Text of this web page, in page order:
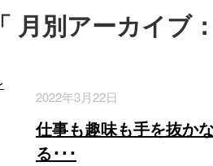
「 月別アーカイブ
2022年3月22日
仕事も趣味も手を抜か
る･･･